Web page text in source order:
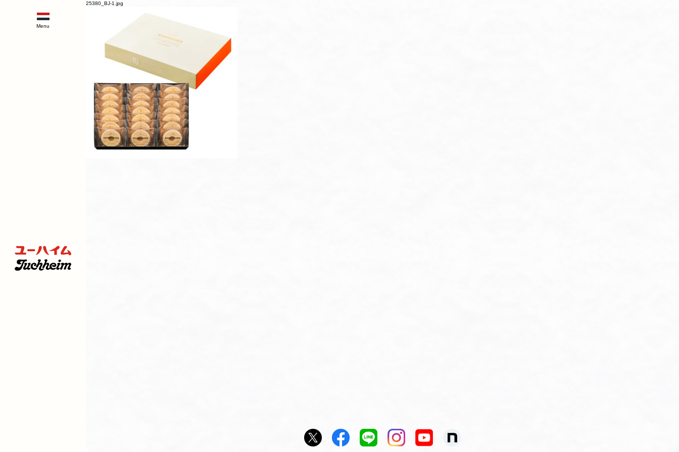
25380_BJ-1.jpg